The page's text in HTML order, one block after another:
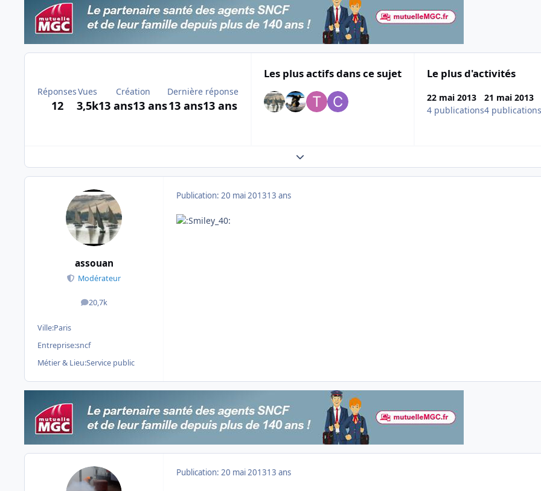
Réponses
12
Vues
3,5k
Création
13 ans13 ans
Dernière réponse
13 ans13 ans
Les plus actifs dans ce sujet Le plus d'activités
22 mai 2013
4 publications
21 mai 2013
4 publications
Expand topic overview
assouan
Modérateur
20,7k
messages
Ville:Paris
Entreprise:sncf
Métier & Lieu:Service public
Publication: 20 mai 201313 ans
Publication: 20 mai 201313 ans